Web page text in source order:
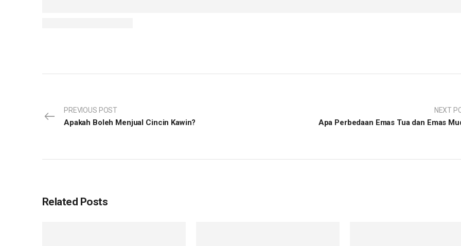
PREVIOUS POST
Apakah Boleh Menjual Cincin Kawin?
NEXT
Apa Perbedaan Emas Tua dan Emas
Related Posts